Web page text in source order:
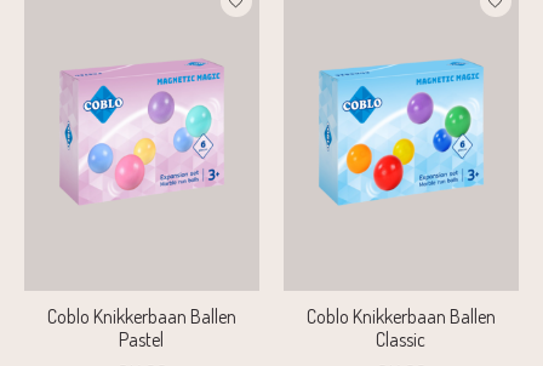
Coblo Knikkerbaan Ballen
Pastel
Coblo Knikkerbaan Ballen
Classic